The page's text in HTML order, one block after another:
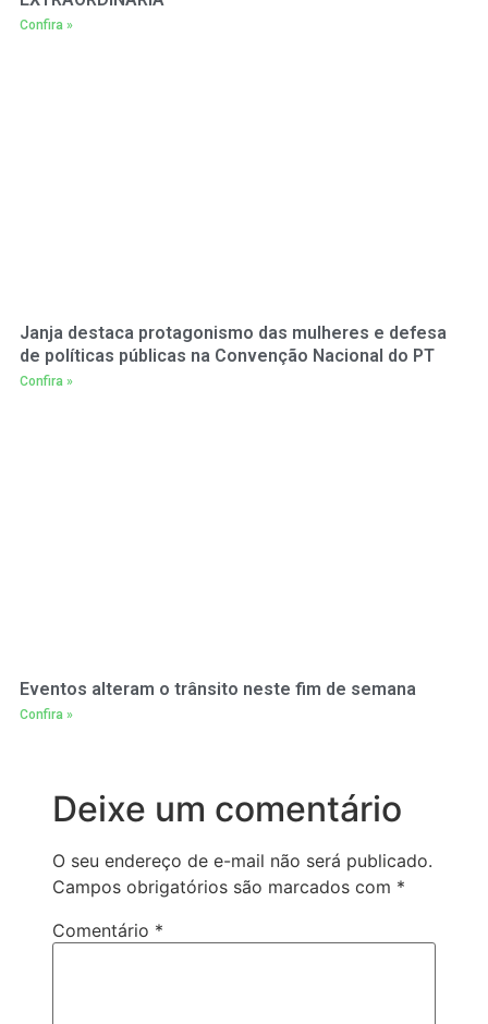
Confira »
Janja destaca protagonismo das mulheres e defesa
de políticas públicas na Convenção Nacional do PT
Confira »
Eventos alteram o trânsito neste fim de semana
Confira »
Deixe um comentário
O seu endereço de e-mail não será publicado.
Campos obrigatórios são marcados com *
Comentário *